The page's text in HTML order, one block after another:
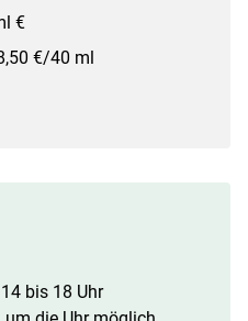
€
€/40 ml
bis 18 Uhr